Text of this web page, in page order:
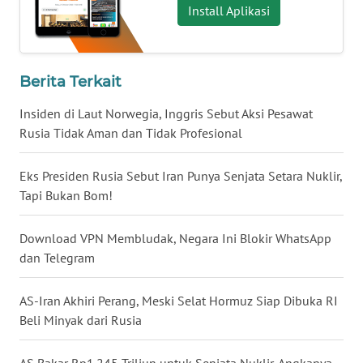
Install Aplikasi
Berita Terkait
Insiden di Laut Norwegia, Inggris Sebut Aksi Pesawat
Rusia Tidak Aman dan Tidak Profesional
Eks Presiden Rusia Sebut Iran Punya Senjata Setara Nuklir,
Tapi Bukan Bom!
Download VPN Membludak, Negara Ini Blokir WhatsApp
dan Telegram
AS-Iran Akhiri Perang, Meski Selat Hormuz Siap Dibuka RI
Beli Minyak dari Rusia
WN
BABEL
WN
WN
BENGKULU
WN
LAMPUNG
WN
JATENG